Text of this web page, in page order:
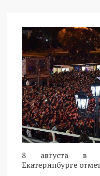
8 августа в
Екатеринбурге